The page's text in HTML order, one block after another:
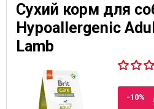
Сухий корм для
Hypoallergenic
Lamb
-10%